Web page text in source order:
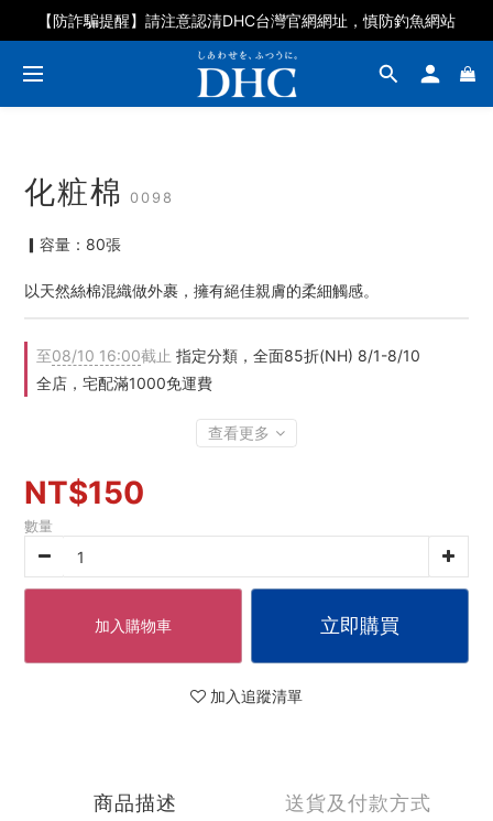
【防詐騙提醒】請注意認清DHC台灣官網網址，慎防釣魚網站
化粧棉 0098
▎容量：80張
以天然絲棉混織做外裹，擁有絕佳親膚的柔細觸感。
至08/10 16:00截止 指定分類，全面85折(NH) 8/1-8/10
全店，宅配滿1000免運費
查看更多
NT$150
數量
加入購物車 立即購買
加入追蹤清單
商品描述 送貨及付款方式